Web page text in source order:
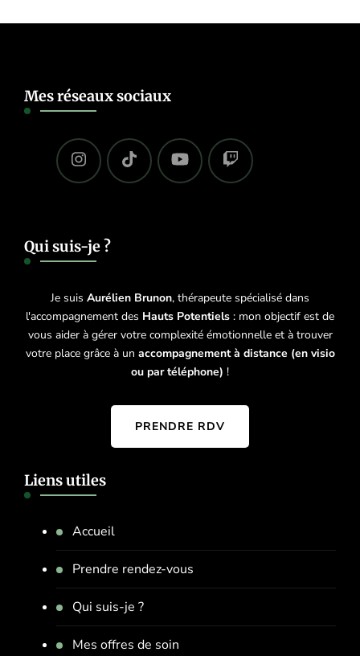
Mes réseaux sociaux
Qui suis-je ?
Je suis Aurélien Brunon, thérapeute spécialisé dans
l'accompagnement des Hauts Potentiels : mon objectif est de
vous aider à gérer votre complexité émotionnelle et à trouver
votre place grâce à un accompagnement à distance (en visio
ou par téléphone) !
PRENDRE RDV
Liens utiles
Accueil
Prendre rendez-vous
Qui suis-je ?
Mes offres de soin